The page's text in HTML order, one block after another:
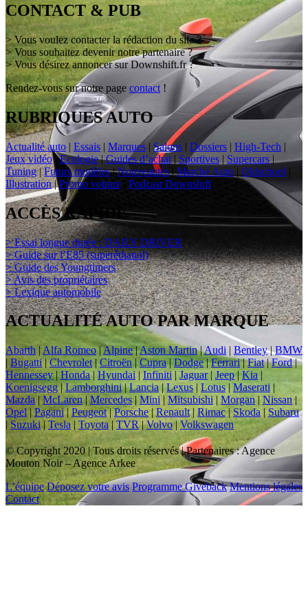
CONTACT & PUB
> Vous voulez contacter la rédaction du site ?
> Vous souhaitez devenir notre partenaire ?
> Vous désirez annoncer sur Downshift.fr ?
Rendez-vous sur notre page contact !
RUBRIQUES AUTO
Actualité auto | Essais | Marques |Salons | Dossiers | High-Tech |
Jeux vidéo|Ecologie|Guides d’achat | Sportives | Supercars |
Tuning|Futurs modèles|Nouveautés|Marché Auto | Oldschool |
Illustration|Promo voiture Podcast Downshift
ACCÈS RAPIDE
> Essai longue durée : DAILY DRIVER
> Guide sur l’E85 (superéthanol)
> Guide des Youngtimers
> Avis des propriétaires
> Lexique automobile
ACTUALITÉ AUTO PAR MARQUE
Abarth | Alfa Romeo|Alpine|Aston Martin|Audi | Bentley|BMW
| Bugatti|Chevrolet|Citroën |Cupra | Dodge|Ferrari|Fiat|Ford|
Hennessey| Honda| Hyundai |Infiniti | Jaguar| Jeep|Kia |
Koenigsegg|Lamborghini|Lancia|Lexus | Lotus| Maserati |
Mazda |McLaren|Mercedes | Mini | Mitsubishi | Morgan|Nissan|
Opel | Pagani|Peugeot|Porsche | Renault| Rimac|Skoda | Subaru
| Suzuki|Tesla| Toyota | TVR|Volvo|Volkswagen
© Copyright 2020 | Tous droits réservés | Partenaires : Agence
Mouton Noir – Agence Arkee
L’équipe Déposez votre avis Programme Giveback Mentions légales
Contact